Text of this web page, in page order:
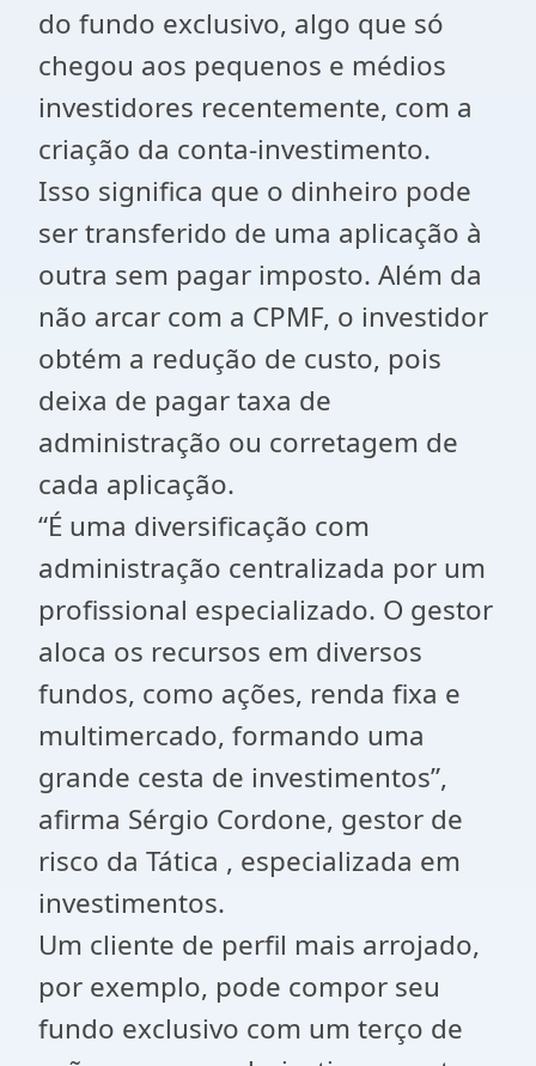
do fundo exclusivo, algo que só
chegou aos pequenos e médios
investidores recentemente, com a
criação da conta-investimento.
Isso significa que o dinheiro pode
ser transferido de uma aplicação à
outra sem pagar imposto. Além da
não arcar com a CPMF, o investidor
obtém a redução de custo, pois
deixa de pagar taxa de
administração ou corretagem de
cada aplicação.
“É uma diversificação com
administração centralizada por um
profissional especializado. O gestor
aloca os recursos em diversos
fundos, como ações, renda fixa e
multimercado, formando uma
grande cesta de investimentos”,
afirma Sérgio Cordone, gestor de
risco da Tática , especializada em
investimentos.
Um cliente de perfil mais arrojado,
por exemplo, pode compor seu
fundo exclusivo com um terço de